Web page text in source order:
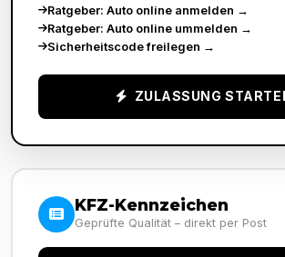
Ratgeber: Auto online anmelden →
Ratgeber: Auto online ummelden →
Sicherheitscode freilegen →
ZULASSUNG
KFZ-Kennzeichen
Geprüfte Qualität – direkt per Post